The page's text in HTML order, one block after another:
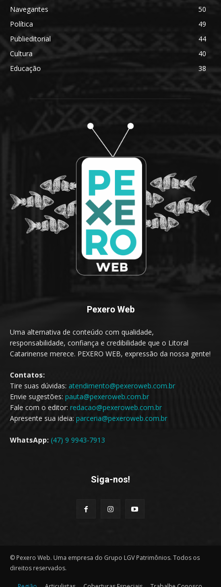
Navegantes
50
Política
49
Publieditorial
44
Cultura
40
Educação
38
Pexero Web
Uma alternativa de conteúdo com qualidade,
responsabilidade, confiança e credibilidade que o Litoral
Catarinense merece. PEXERO WEB, expressão da nossa gente!
Contatos:
Tire suas dúvidas: atendimento@pexeroweb.com.br
Envie sugestões: pauta@pexeroweb.com.br
Fale com o editor: redacao@pexeroweb.com.br
Apresente sua ideia: parceria@pexeroweb.com.br
WhatsApp: (47) 9 9943-7913
Siga-nos!
© Pexero Web. Uma empresa do Grupo LGV Patrimônios. Todos os
direitos reservados.